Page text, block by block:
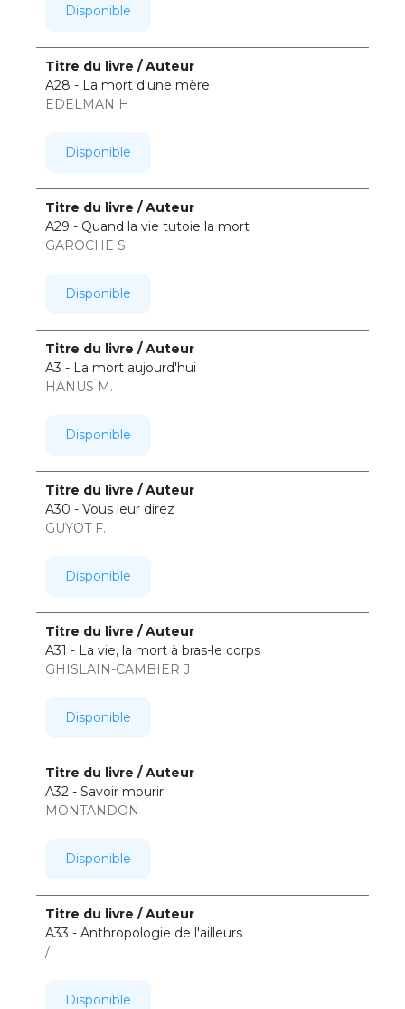
Disponible
A28 - La mort d'une mère
EDELMAN H
Disponible
A29 - Quand la vie tutoie la mort
GAROCHE S
Disponible
A3 - La mort aujourd'hui
HANUS M.
Disponible
A30 - Vous leur direz
GUYOT F.
Disponible
A31 - La vie, la mort à bras-le corps
GHISLAIN-CAMBIER J
Disponible
A32 - Savoir mourir
MONTANDON
Disponible
A33 - Anthropologie de l'ailleurs
/
Disponible